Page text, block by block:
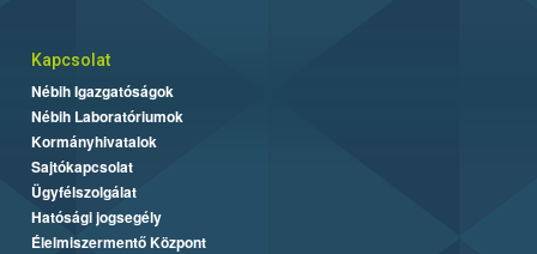
Kapcsolat
Nébih Igazgatóságok
Nébih Laboratóriumok
Kormányhivatalok
Sajtókapcsolat
Ügyfélszolgálat
Hatósági jogsegély
Élelmiszermentő Központ